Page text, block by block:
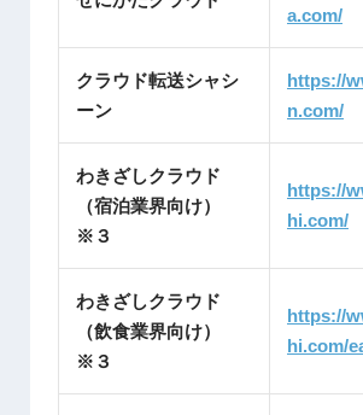
a.com/
クラウド転送シャシ
ーン
https://
n.com/
わきざしクラウド
（宿泊業界向け）
※３
https://
hi.com/
わきざしクラウド
（飲食業界向け）
※３
https://
hi.com/